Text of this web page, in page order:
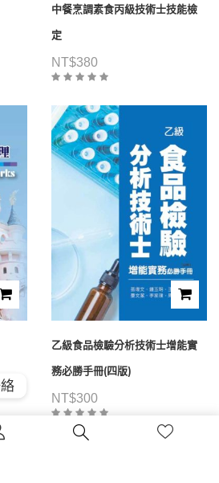
中餐烹調素食丙級技術士技能檢
定
NT$380
乙級食品檢驗分析技術士增能實
務必勝手冊(四版)
NT$300